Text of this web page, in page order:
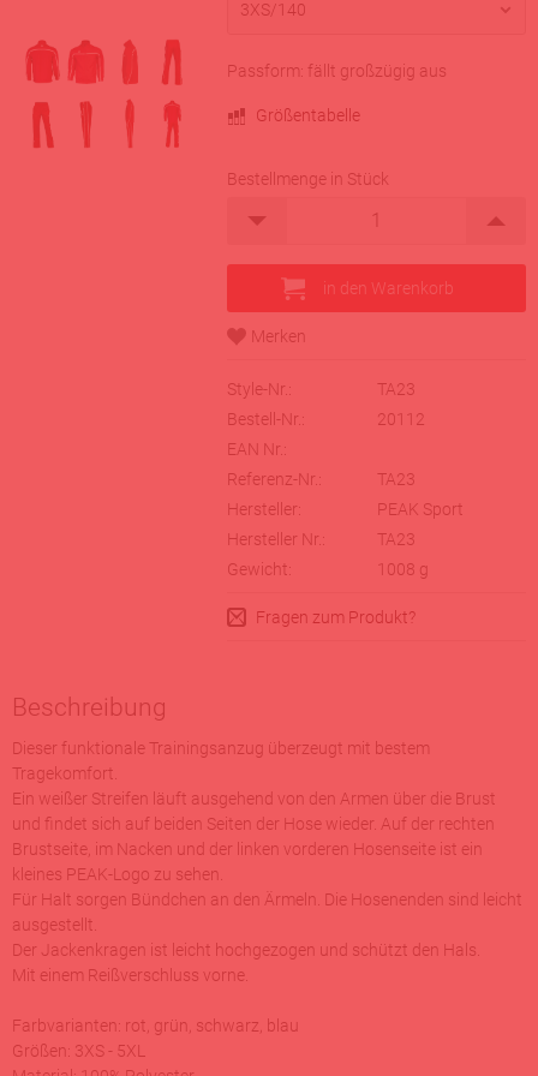
Passform: fällt großzügig aus
Größentabelle
Bestellmenge in Stück
Style-Nr.:
TA23
Bestell-Nr.:
20112
EAN Nr.:
Referenz-Nr.:
TA23
Hersteller:
PEAK Sport
Hersteller Nr.:
TA23
Gewicht:
1008 g
Fragen zum Produkt?
Beschreibung
Dieser funktionale Trainingsanzug überzeugt mit bestem
Tragekomfort.
Ein weißer Streifen läuft ausgehend von den Armen über die Brust
und findet sich auf beiden Seiten der Hose wieder. Auf der rechten
Brustseite, im Nacken und der linken vorderen Hosenseite ist ein
kleines PEAK-Logo zu sehen.
Für Halt sorgen Bündchen an den Ärmeln. Die Hosenenden sind leicht
ausgestellt.
Der Jackenkragen ist leicht hochgezogen und schützt den Hals.
Mit einem Reißverschluss vorne.
Farbvarianten: rot, grün, schwarz, blau
Größen: 3XS - 5XL